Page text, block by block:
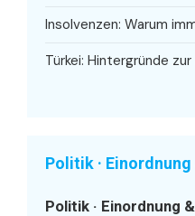
Insolvenzen: Warum
Türkei: Hintergründe
Politik ·
Politik · Einordnung